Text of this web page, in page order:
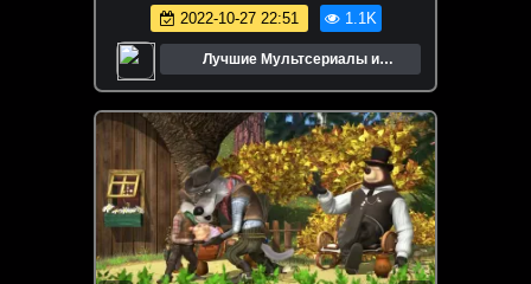
2022-10-27 22:51 1.1K
Лучшие Мультсериалы и
Мультфильмы